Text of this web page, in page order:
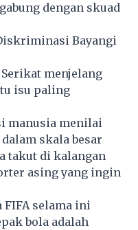
dengan skuad
Bayangi
menjelang
isu paling
manusia menilai
skala besar
takut di kalangan
asing yang ingin
selama ini
bola adalah